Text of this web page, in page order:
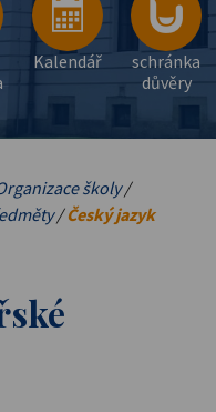
Kalendář
schránka
důvěry
školy/
/Český jazyk